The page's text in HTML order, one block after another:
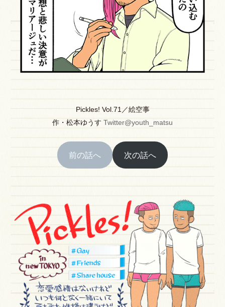
Pickles! Vol.71／絵空事
作 ・ 松本ゆうす Twitter@youth_matsu
前の話へ 次の話へ